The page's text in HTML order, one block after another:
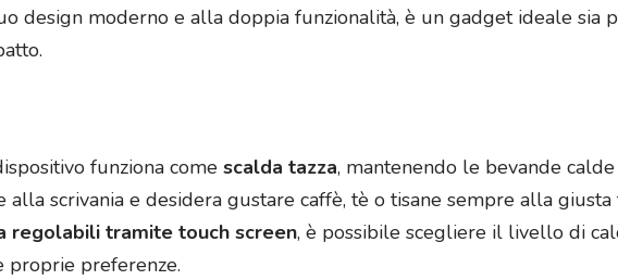
design moderno e alla doppia funzionalità, è un gadget ideale sia
funziona come scalda tazza, mantenendo le bevande
scrivania e desidera gustare caffè, tè o tisane sempre alla
regolabili tramite touch screen, è possibile scegliere il livello di
proprie preferenze.